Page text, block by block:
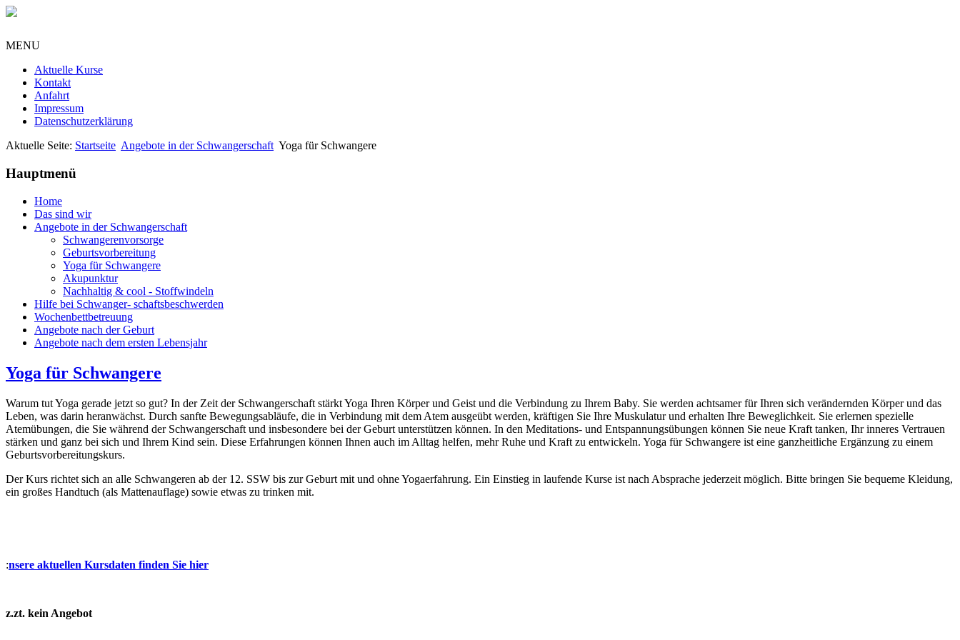
MENU
Aktuelle Kurse
Kontakt
Anfahrt
Impressum
Datenschutzerklärung
Aktuelle Seite: Startseite Angebote in der Schwangerschaft Yoga für Schwangere
Hauptmenü
Home
Das sind wir
Angebote in der Schwangerschaft
Schwangerenvorsorge
Geburtsvorbereitung
Yoga für Schwangere
Akupunktur
Nachhaltig & cool - Stoffwindeln
Hilfe bei Schwanger- schaftsbeschwerden
Wochenbettbetreuung
Angebote nach der Geburt
Angebote nach dem ersten Lebensjahr
Yoga für Schwangere
Warum tut Yoga gerade jetzt so gut? In der Zeit der Schwangerschaft stärkt Yoga Ihren Körper und Geist und die Verbindung zu Ihrem Baby. Sie werden achtsamer für Ihren sich verändernden Körper und das
Leben, was darin heranwächst. Durch sanfte Bewegungsabläufe, die in Verbindung mit dem Atem ausgeübt werden, kräftigen Sie Ihre Muskulatur und erhalten Ihre Beweglichkeit. Sie erlernen spezielle
Atemübungen, die Sie während der Schwangerschaft und insbesondere bei der Geburt unterstützen können. In den Meditations- und Entspannungsübungen können Sie neue Kraft tanken, Ihr inneres Vertrauen
stärken und ganz bei sich und Ihrem Kind sein. Diese Erfahrungen können Ihnen auch im Alltag helfen, mehr Ruhe und Kraft zu entwickeln. Yoga für Schwangere ist eine ganzheitliche Ergänzung zu einem
Geburtsvorbereitungskurs.
Der Kurs richtet sich an alle Schwangeren ab der 12. SSW bis zur Geburt mit und ohne Yogaerfahrung. Ein Einstieg in laufende Kurse ist nach Absprache jederzeit möglich. Bitte bringen Sie bequeme Kleidung,
ein großes Handtuch (als Mattenauflage) sowie etwas zu trinken mit.
:nsere aktuellen Kursdaten finden Sie hier
z.zt. kein Angebot